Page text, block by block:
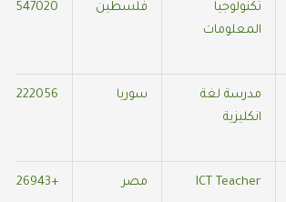
تكنولوجيا
المعلومات
فلسطين
مدرسة لغة
انكليزية
سوريا
ICT Teacher مصر +905536826943